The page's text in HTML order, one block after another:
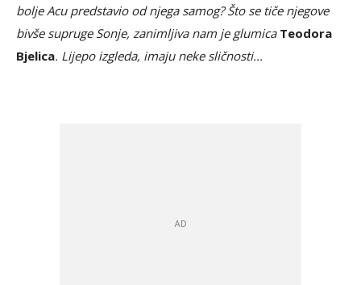
bolje Acu predstavio od njega samog? Što se tiče njegove
bivše supruge Sonje, zanimljiva nam je glumica Teodora
Bjelica. Lijepo izgleda, imaju neke sličnosti...